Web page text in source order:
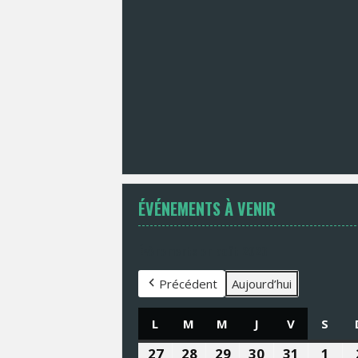
ÉVÉNEMENTS À VENIR
Précédent Aujourd’hui
L LUNDI
M MARDI
M MERCREDI
J JEUDIVVENDREDI
S
2727
2828
2929
30 31 1